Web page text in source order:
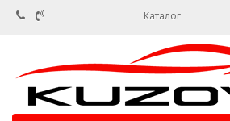
Каталог